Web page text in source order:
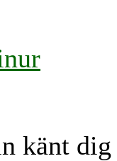
känt dig